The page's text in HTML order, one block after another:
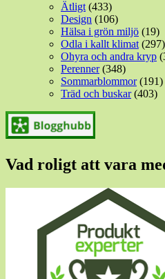
Ätligt (433)
Design (106)
Hälsa i grön miljö (19)
Odla i kallt klimat (297)
Ohyra och andra kryp
Perenner(348)
Sommarblommor(191)
Träd och buskar(403)
Vad roligt att vara